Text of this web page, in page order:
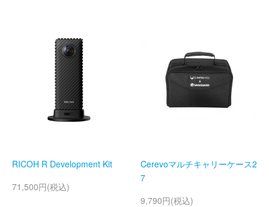
RICOH R Development Kit
71,500円(税込)
Cerevoマルチキャリーケース2
7
9,790円(税込)